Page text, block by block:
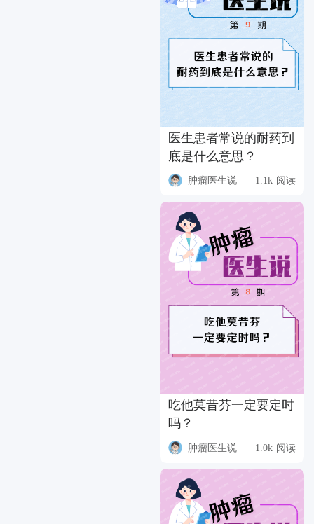
医生患者常说的耐药到
底是什么意思？
肿瘤医生说 1.1k 阅读
吃他莫昔芬一定要定时
吗？
肿瘤医生说 1.0k 阅读